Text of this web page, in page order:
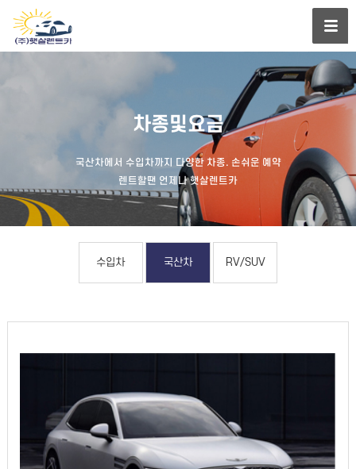
차종및요금
국산차에서 수입차까지 다양한 차종. 손쉬운 예약
렌트할땐 언제나 햇살렌트카
수입차 국산차 RV/SUV